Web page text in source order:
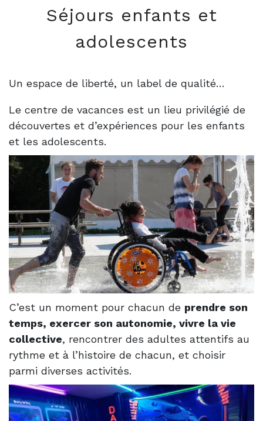
Séjours enfants et
adolescents
Un espace de liberté, un label de qualité…
Le centre de vacances est un lieu privilégié de
découvertes et d’expériences pour les enfants
et les adolescents.
C’est un moment pour chacun de prendre son
temps, exercer son autonomie, vivre la vie
collective, rencontrer des adultes attentifs au
rythme et à l’histoire de chacun, et choisir
parmi diverses activités.